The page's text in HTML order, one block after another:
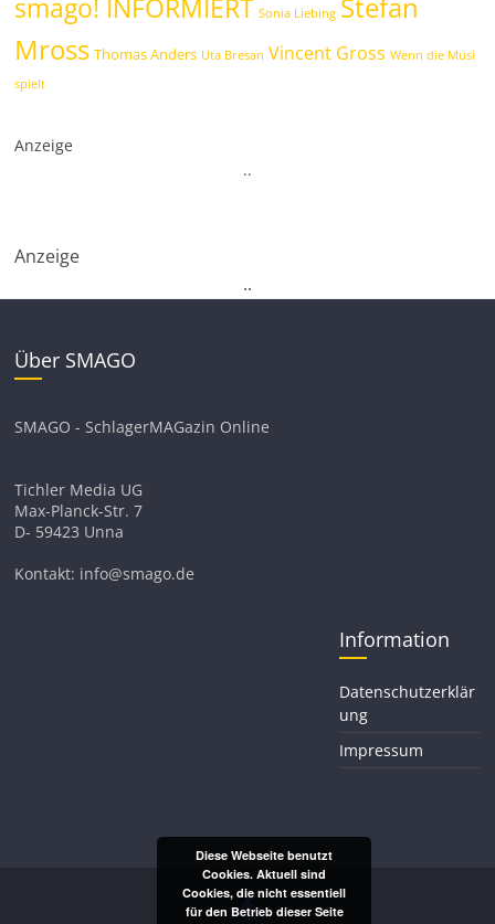
smago! INFORMIERT Sonia Liebing
Mross Thomas Anders Uta Bresan Vincent Gross Wenn die Musi
spielt
Anzeige
..
Anzeige
..
Über SMAGO
SMAGO - SchlagerMAGazin Online
Tichler Media UG
Max-Planck-Str. 7
D- 59423 Unna
Kontakt: info@smago.de
Information
Datenschutzerklär
ung
Impressum
Diese Webseite benutzt
Cookies. Aktuell sind
Cookies, die nicht essentiell
für den Betrieb dieser Seite